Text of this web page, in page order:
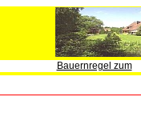
Bauernregel zum